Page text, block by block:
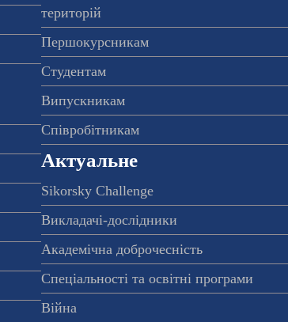
територій
Першокурсникам
Студентам
Випускникам
Співробітникам
Актуальне
Sikorsky Challenge
Викладачі-дослідники
Академічна доброчесність
Спеціальності та освітні програми
Війна